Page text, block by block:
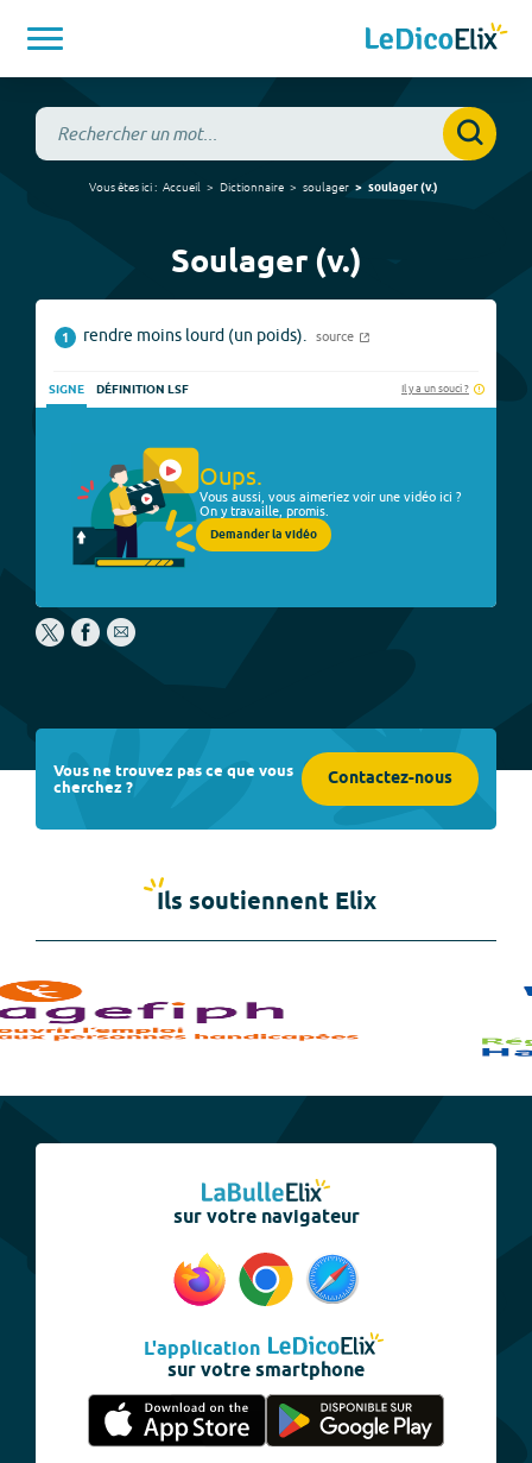
Vous êtes ici : Accueil Dictionnaire soulager soulager(v.)
Soulager (v.)
1 rendre moins lourd (un poids). source
SIGNE DÉFINITION LSF Il y a un souci ?
Oups.
Vous aussi, vous aimeriez voir une vidéo ici ?
On y travaille, promis.
Demander la vidéo
Vous ne trouvez pas ce que vous
cherchez ? Contactez-nous
Ils soutiennent Elix
sur votre navigateur
L'application
sur votre smartphone